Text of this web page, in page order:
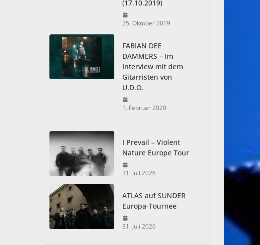
(17.10.2019)
25. Oktober 2019
FABIAN DEE
DAMMERS – Im
Interview mit dem
Gitarristen von
U.D.O.
1. Februar 2020
I Prevail – Violent
Nature Europe Tour
31. Juli 2026
ATLAS auf SUNDER
Europa-Tournee
31. Juli 2026